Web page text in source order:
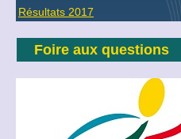
Résultats 2017
Foire aux questions